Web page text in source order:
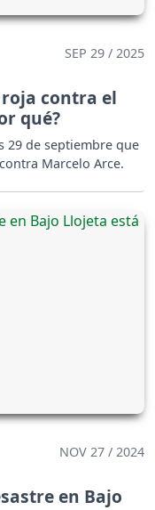
SEP 29 / 2025
contra el
qué?
29 de septiembre que
Marcelo Arce.
NOV 27 / 2024
en Bajo